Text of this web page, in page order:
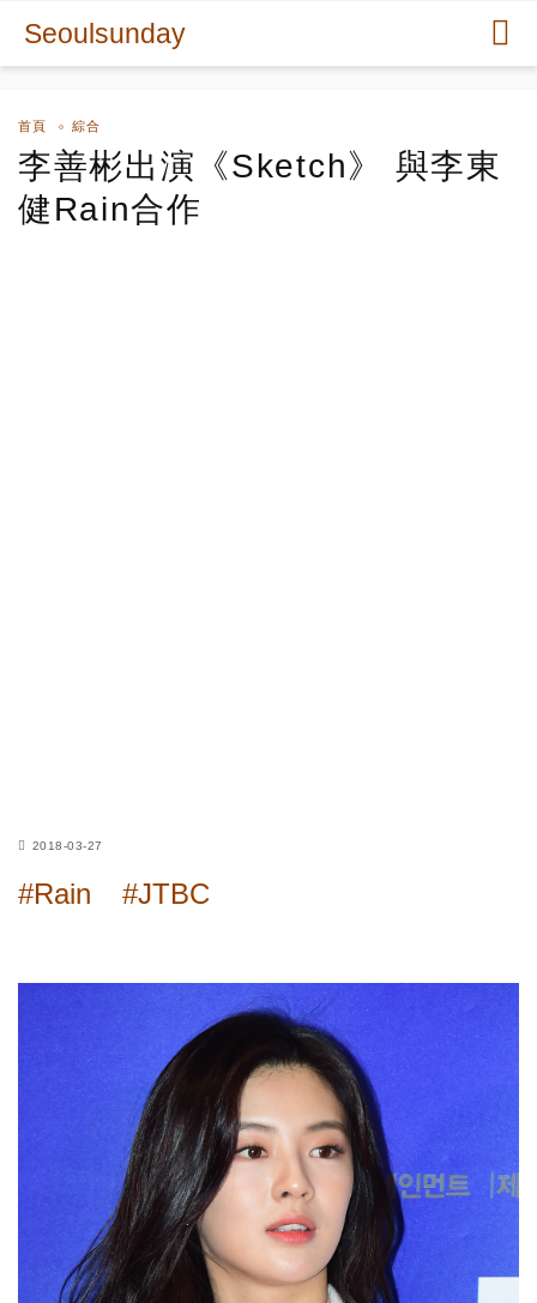
Seoulsunday
首頁 綜合
李善彬出演《Sketch》 與李東
健Rain合作
2018-03-27
#Rain #JTBC